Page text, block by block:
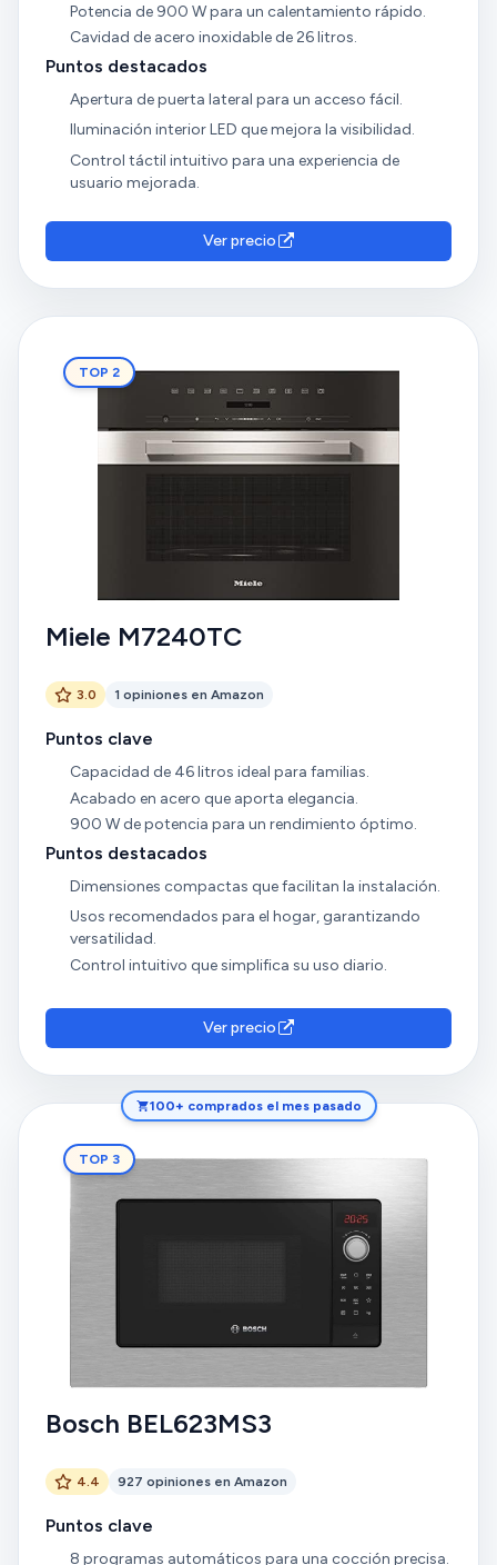
Potencia de 900 W para un calentamiento rápido.
Cavidad de acero inoxidable de 26 litros.
Puntos destacados
Apertura de puerta lateral para un acceso fácil.
Iluminación interior LED que mejora la visibilidad.
Control táctil intuitivo para una experiencia de
usuario mejorada.
Ver precio
TOP 2
Miele M7240TC
3.0 1 opiniones en Amazon
Puntos clave
Capacidad de 46 litros ideal para familias.
Acabado en acero que aporta elegancia.
900 W de potencia para un rendimiento óptimo.
Puntos destacados
Dimensiones compactas que facilitan la instalación.
Usos recomendados para el hogar, garantizando
versatilidad.
Control intuitivo que simplifica su uso diario.
Ver precio
100+ comprados el mes pasado
TOP 3
Bosch BEL623MS3
4.4 927 opiniones en Amazon
Puntos clave
8 programas automáticos para una cocción precisa.